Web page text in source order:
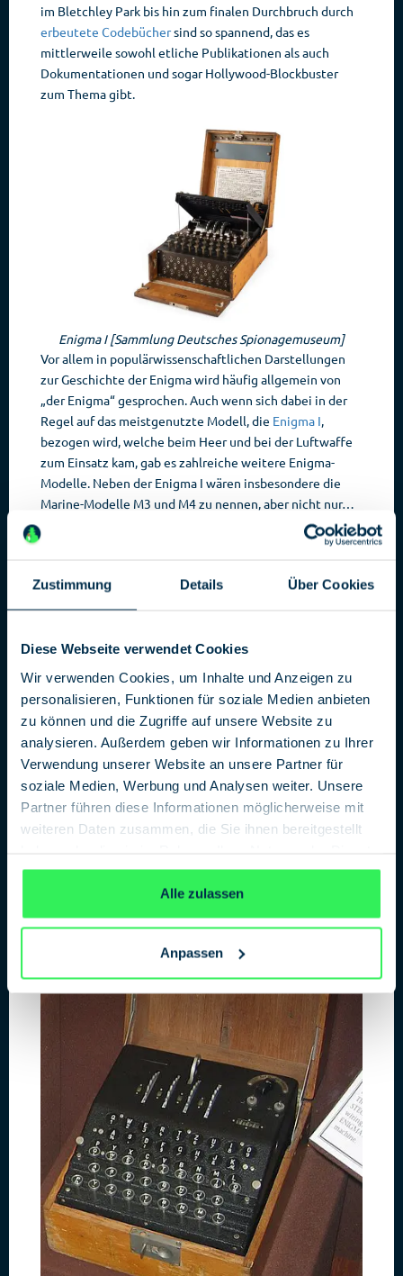
Zustimmung Details Über Cookies
Diese Webseite verwendet Cookies
Wir verwenden Cookies, um Inhalte und Anzeigen zu
personalisieren, Funktionen für soziale Medien anbieten
zu können und die Zugriffe auf unsere Website zu
analysieren. Außerdem geben wir Informationen zu Ihrer
Verwendung unserer Website an unsere Partner für
soziale Medien, Werbung und Analysen weiter. Unsere
Partner führen diese Informationen möglicherweise mit
weiteren Daten zusammen, die Sie ihnen bereitgestellt
gesammelt haben.Datenschutzerklärung
Alle zulassen
Anpassen
im Bletchley Park bis hin zum finalen Durchbruch durch
erbeutete Codebüchersind so spannend, das es
mittlerweile sowohl etliche Publikationen als auch
Dokumentationen und sogar Hollywood-Blockbuster
zum Thema gibt.
Enigma I [Sammlung Deutsches Spionagemuseum]
Vor allem in populärwissenschaftlichen Darstellungen
zur Geschichte der Enigma wird häufig allgemein von
„der Enigma“ gesprochen. Auch wenn sich dabei in der
Regel auf das meistgenutzte Modell, die Enigma I,
bezogen wird, welche beim Heer und bei der Luftwaffe
zum Einsatz kam, gab es zahlreiche weitere Enigma-
Modelle. Neben der Enigma I wären insbesondere die
Marine-Modelle M3 und M4 zu nennen, aber nicht nur…
Hoher Zuschlag für eine
Die seltenste Variante der Enigma ist in der
diesem Grund taucht sie regelmäßig auch unter dem
NamenAbwehr-Enigmaauf. Von ihr wurden nur etwa 350
Exemplare hergestellt, bisher sind etwa 20 erhaltene
Exemplare bekannt. Im Mai 2024 fand in München eine
Auktion des Auktionshauses Hermann Historicastatt.
Dabei lag der Zuschlag für eine Enigma G bei stolzen
480.000 Euro. Die Seriennummer der sehr gut
erhaltenen Enigma lautet „G 193“.